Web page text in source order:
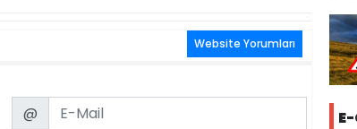
Website Yorumları
Email
@ E-